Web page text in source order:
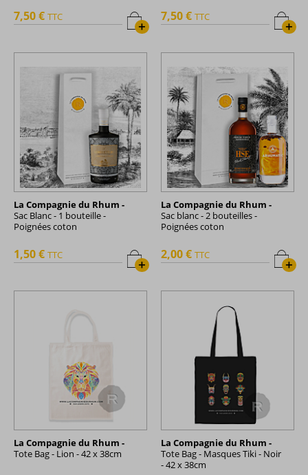
+
7,50 € TTC
+
7,50 € TTC
La Compagnie du Rhum -
Sac Blanc - 1 bouteille -
Poignées coton
+
1,50 € TTC
La Compagnie du Rhum -
Sac blanc - 2 bouteilles -
Poignées coton
+
2,00 € TTC
La Compagnie du Rhum -
Tote Bag - Lion - 42 x 38cm
La Compagnie du Rhum -
Tote Bag - Masques Tiki - Noir
- 42 x 38cm